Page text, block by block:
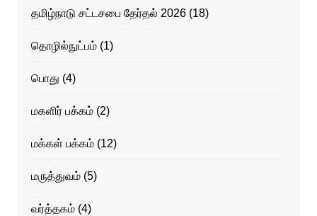
தமிழ்நாடு சட்டசபை தேர்தல் 2026(18)
தொழில்நுட்பம்(1)
பொது (4)
மகளிர் பக்கம்(2)
மக்கள் பக்கம்(12)
மருத்துவம்(5)
வர்த்தகம்(4)